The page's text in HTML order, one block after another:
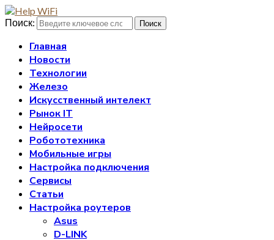
Поиск: Поиск
Главная
Новости
Технологии
Железо
Искусственный интелект
Рынок IT
Нейросети
Робототехника
Мобильные игры
Настройка подключения
Сервисы
Статьи
Настройка роутеров
Asus
D-LINK